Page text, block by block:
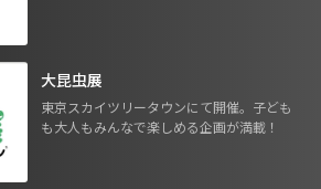
大昆虫展
東京スカイツリータウンにて開催。子ども
も大人もみんなで楽しめる企画が満載！